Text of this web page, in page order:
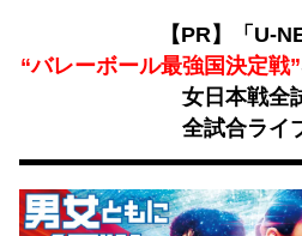
【PR】「U-
“バレーボール最強国決定戦”
女日本戦全
全試合ライ